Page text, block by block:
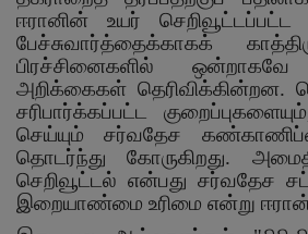
ஈரானின் உயர் செறிவூட்டப்பட்ட
பேச்சுவார்த்தைக்காகக்
பிரச்சினைகளில்
அறிக்கைகள் தெரிவிக்கின்றன.
சரிபார்க்கப்பட்ட குறைப்புகளையும்
செய்யும் சர்வதேச
தொடர்ந்து கோருகிறது.
செறிவூட்டல் என்பது சர்வதேச
இறையாண்மை உரிமை என்று ஈரான்